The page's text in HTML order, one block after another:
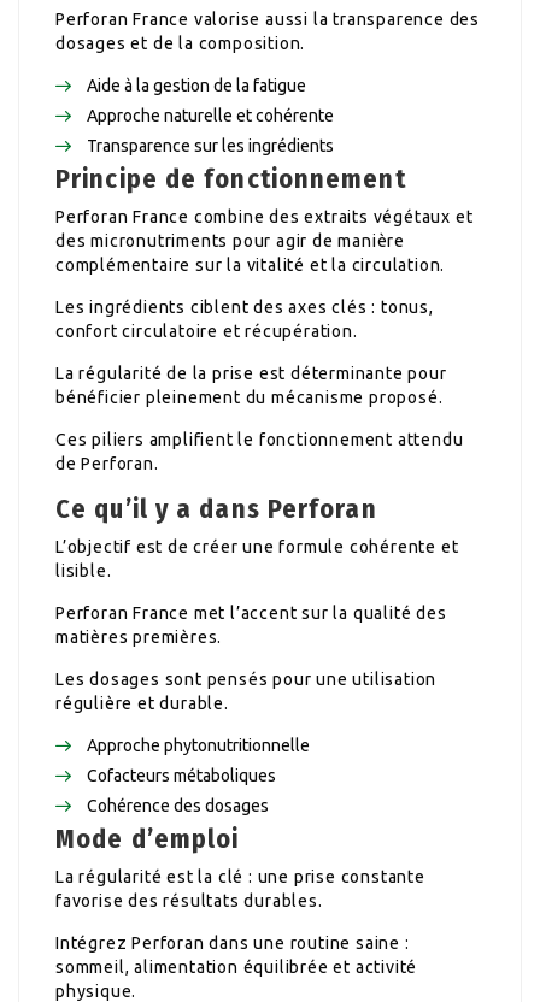
Perforan France valorise aussi la transparence des
dosages et de la composition.
Aide à la gestion de la fatigue
Approche naturelle et cohérente
Transparence sur les ingrédients
Principe de fonctionnement
Perforan France combine des extraits végétaux et
des micronutriments pour agir de manière
complémentaire sur la vitalité et la circulation.
Les ingrédients ciblent des axes clés : tonus,
confort circulatoire et récupération.
La régularité de la prise est déterminante pour
bénéficier pleinement du mécanisme proposé.
Ces piliers amplifient le fonctionnement attendu
de Perforan.
Ce qu’il y a dans Perforan
L’objectif est de créer une formule cohérente et
lisible.
Perforan France met l’accent sur la qualité des
matières premières.
Les dosages sont pensés pour une utilisation
régulière et durable.
Approche phytonutritionnelle
Cofacteurs métaboliques
Cohérence des dosages
Mode d’emploi
La régularité est la clé : une prise constante
favorise des résultats durables.
Intégrez Perforan dans une routine saine :
sommeil, alimentation équilibrée et activité
physique.